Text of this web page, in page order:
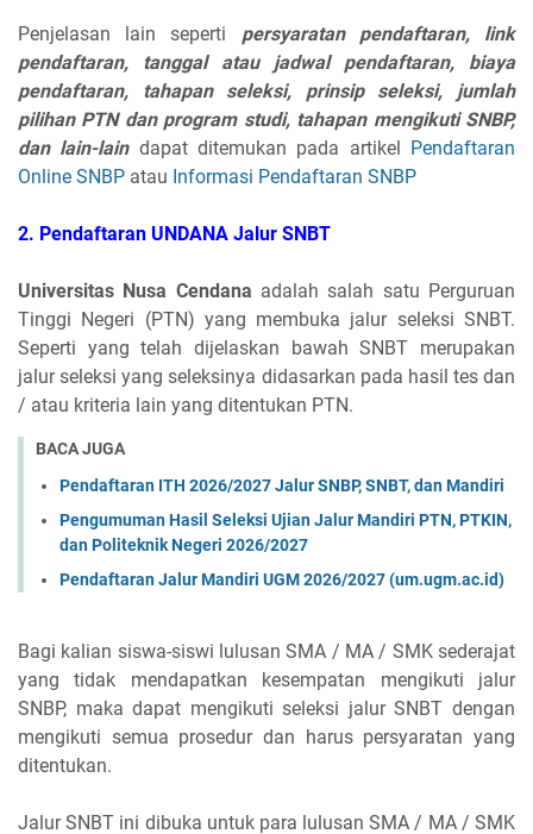
Penjelasan lain seperti persyaratan pendaftaran, link
pendaftaran, tanggal atau jadwal pendaftaran, biaya
pendaftaran, tahapan seleksi, prinsip seleksi, jumlah
pilihan PTN dan program studi, tahapan mengikuti SNBP,
dan lain-laindapat ditemukan pada artikel
Pendaftaran
Online SNBP atau Informasi Pendaftaran SNBP
2. Pendaftaran UNDANA Jalur SNBT
Universitas Nusa Cendana adalah salah satu Perguruan
Tinggi Negeri (PTN) yang membuka jalur seleksi SNBT.
Seperti yang telah dijelaskan bawah SNBT merupakan
jalur seleksi yang seleksinya didasarkan pada hasil tes dan
/ atau kriteria lain yang ditentukan PTN.
BACA JUGA
Pendaftaran ITH 2026/2027 Jalur SNBP, SNBT, dan Mandiri
Pengumuman Hasil Seleksi Ujian Jalur Mandiri PTN, PTKIN,
dan Politeknik Negeri 2026/2027
Pendaftaran Jalur Mandiri UGM 2026/2027 (um.ugm.ac.id)
Bagi kalian siswa-siswi lulusan SMA / MA / SMK sederajat
yang tidak mendapatkan kesempatan mengikuti jalur
SNBP, maka dapat mengikuti seleksi jalur SNBT dengan
mengikuti semua prosedur dan harus persyaratan yang
ditentukan.
Jalur SNBT ini dibuka untuk para lulusan SMA / MA / SMK